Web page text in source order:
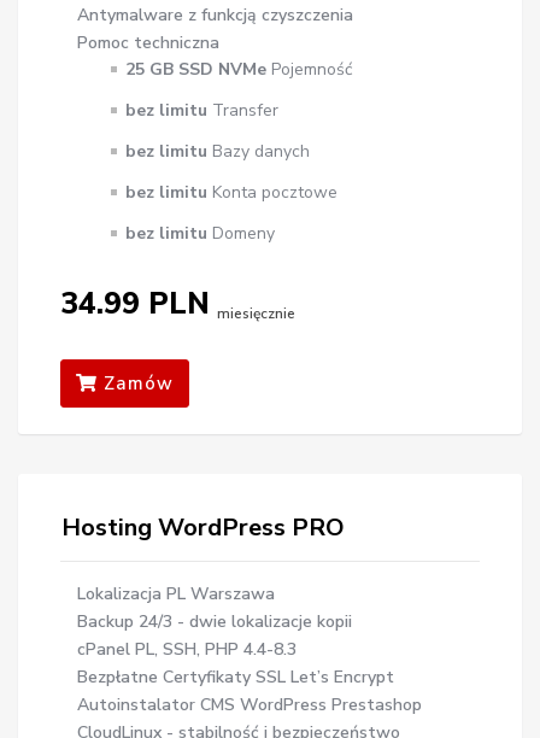
Antymalware z funkcją czyszczenia
Pomoc techniczna
25 GB SSD NVMe Pojemność
bez limitu Transfer
bez limitu Bazy danych
bez limitu Konta pocztowe
bez limitu Domeny
34.99 PLN miesięcznie
Zamów
Hosting WordPress PRO
Lokalizacja PL Warszawa
Backup 24/3 - dwie lokalizacje kopii
cPanel PL, SSH, PHP 4.4-8.3
Bezpłatne Certyfikaty SSL Let’s Encrypt
Autoinstalator CMS WordPress Prestashop
CloudLinux - stabilność i bezpieczeństwo